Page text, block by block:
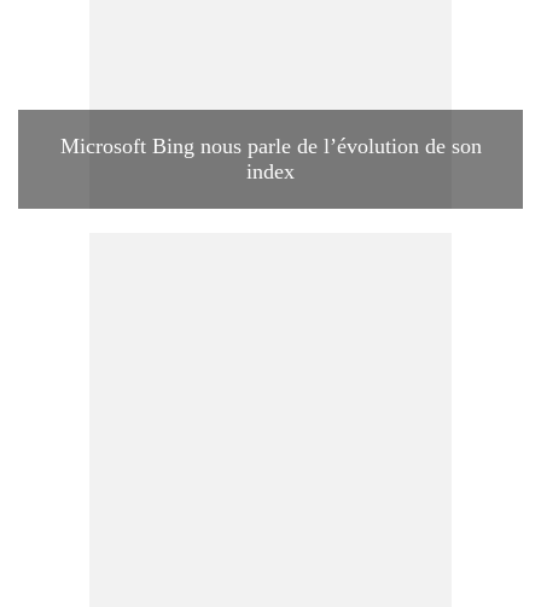
Microsoft Bing nous parle de l’évolution de son
index